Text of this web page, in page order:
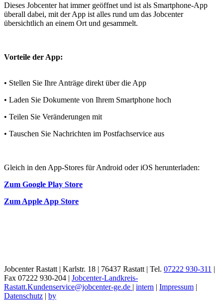
Dieses Jobcenter hat immer geöffnet und ist als Smartphone-App
überall dabei, mit der App ist alles rund um das Jobcenter
übersichtlich an einem Ort und gesammelt.
Vorteile der App:
• Stellen Sie Ihre Anträge direkt über die App
• Laden Sie Dokumente von Ihrem Smartphone hoch
• Teilen Sie Veränderungen mit
• Tauschen Sie Nachrichten im Postfachservice aus
Gleich in den App-Stores für Android oder iOS herunterladen:
Zum Google Play Store
Zum Apple App Store
Jobcenter Rastatt | Karlstr. 18 | 76437 Rastatt | Tel. 07222 930-311 |
Fax 07222 930-204 | Jobcenter-Landkreis-
Rastatt.Kundenservice@jobcenter-ge.de | intern | Impressum |
Datenschutz | by